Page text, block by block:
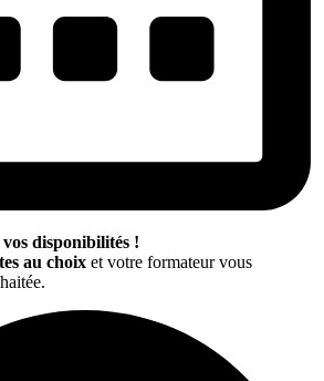
disponibilités !
au choix et votre formateur vous